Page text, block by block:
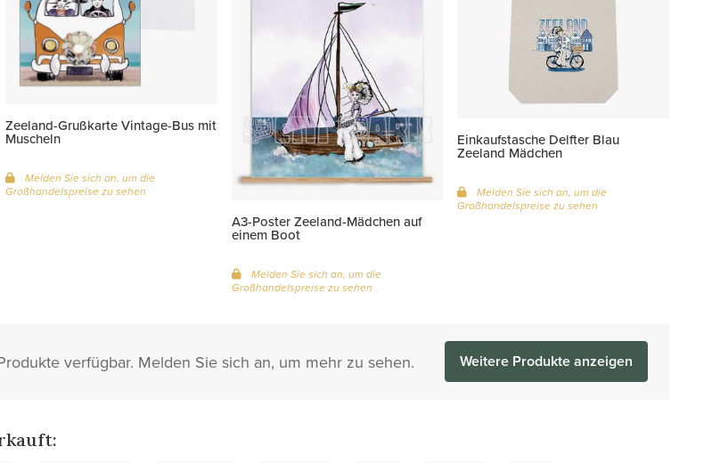
Zeeland-Grußkarte Vintage-Bus mit
Muscheln
Melden Sie sich an, um die
Großhandelspreise zu sehen
A3-Poster Zeeland-Mädchen auf
einem Boot
Melden Sie sich an, um die
Großhandelspreise zu sehen
Einkaufstasche Delfter Blau
Zeeland Mädchen
Melden Sie sich an, um die
Großhandelspreise zu sehen
verfügbar. Melden Sie sich an, um mehr zu sehen. Weitere Produkte anzeigen